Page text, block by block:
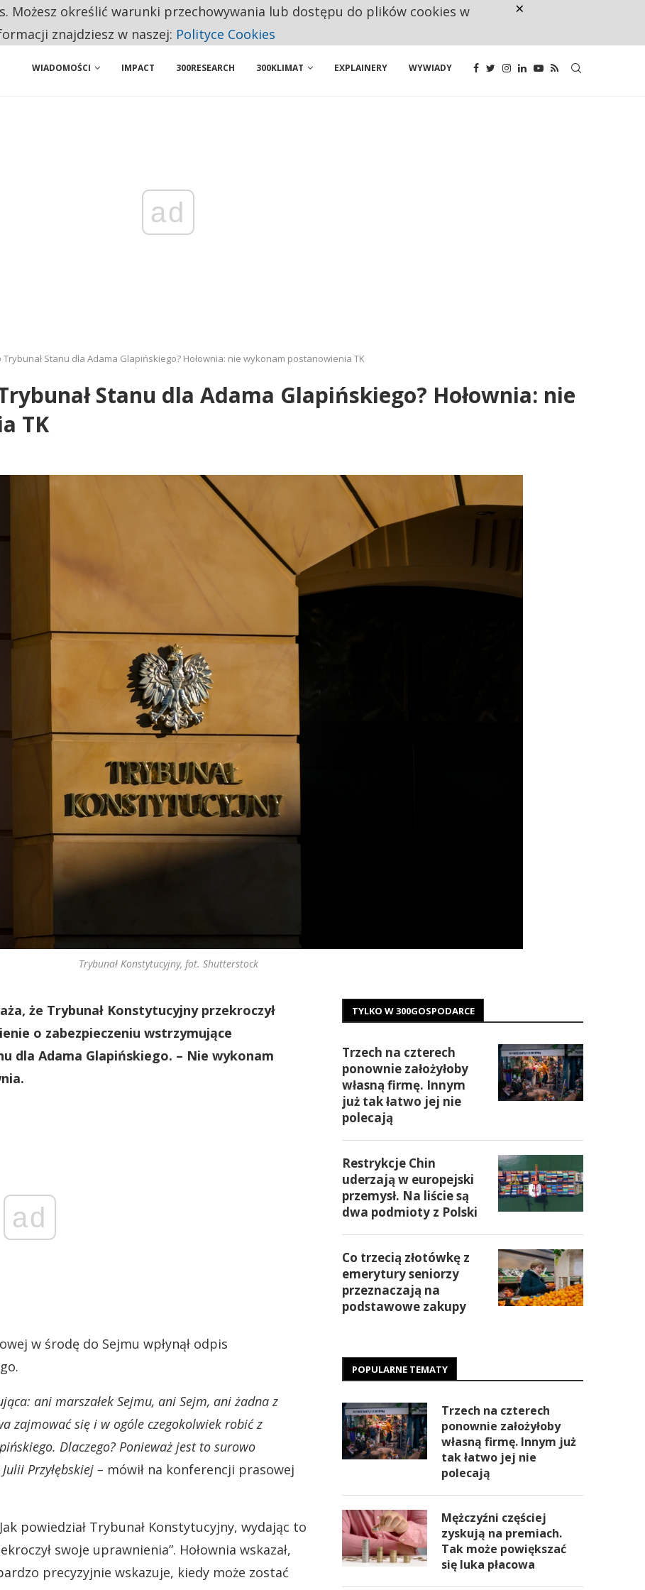
PRZEZNACZAJĄ NA PODSTAWOWE ZAKUPY
WIADOMOŚCI IMPACT 300RESEARCH 300KLIMAT EXPLAINERY WYWIADY
ad
Stanu dla Adama Glapińskiego? Hołownia: nie wykonam postanowienia TK
Stanu dla Adama Glapińskiego? Hołownia: nie
TK
Trybunał Konstytucyjny, fot. Shutterstock
że Trybunał Konstytucyjny przekroczył
o zabezpieczeniu wstrzymujące
dla Adama Glapińskiego. – Nie wykonam
ad
w środę do Sejmu wpłynął odpis
ani marszałek Sejmu, ani Sejm, ani żadna z
zajmować się i w ogóle czegokolwiek robić z
Dlaczego? Ponieważ jest to surowo
Przyłębskiej – mówił na konferencji prasowej
powiedział Trybunał Konstytucyjny, wydając to
swoje uprawnienia”. Hołownia wskazał,
precyzyjnie wskazuje, kiedy może zostać
TYLKO W 300GOSPODARCE
Trzech na czterech
ponownie założyłoby
własną firmę. Innym
już tak łatwo jej nie
polecają
Restrykcje Chin
uderzają w europejski
przemysł. Na liście są
dwa podmioty z Polski
Co trzecią złotówkę z
emerytury seniorzy
przeznaczają na
podstawowe zakupy
POPULARNE TEMATY
Trzech na czterech
ponownie założyłoby
własną firmę. Innym już
tak łatwo jej nie
polecają
Mężczyźni częściej
zyskują na premiach.
Tak może powiększać
się luka płacowa
Możesz określić warunki przechowywania lub dostępu do plików cookies w
znajdziesz w naszej: Polityce Cookies
×